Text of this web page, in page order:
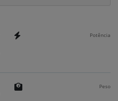
Potência
Peso